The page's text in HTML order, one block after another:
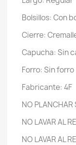
Bolsillos: Con
Cierre:
Capucha: Sin
Forro: Sin forro
Fabricante: 4F
NO PLANCHAR
NO LAVAR AL
NO LAVAR AL